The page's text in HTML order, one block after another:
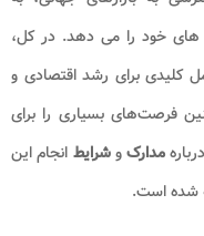
های خود را می دهد. در کل،
کلیدی برای رشد اقتصادی و
فرصت‌های بسیاری را برای
مدارکوشرایط انجام این
شده است.